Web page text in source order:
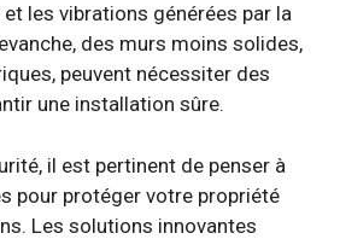
les vibrations générées par la
des murs moins solides,
peuvent nécessiter des
une installation sûre.
il est pertinent de penser à
pour protéger votre propriété
Les solutions innovantes